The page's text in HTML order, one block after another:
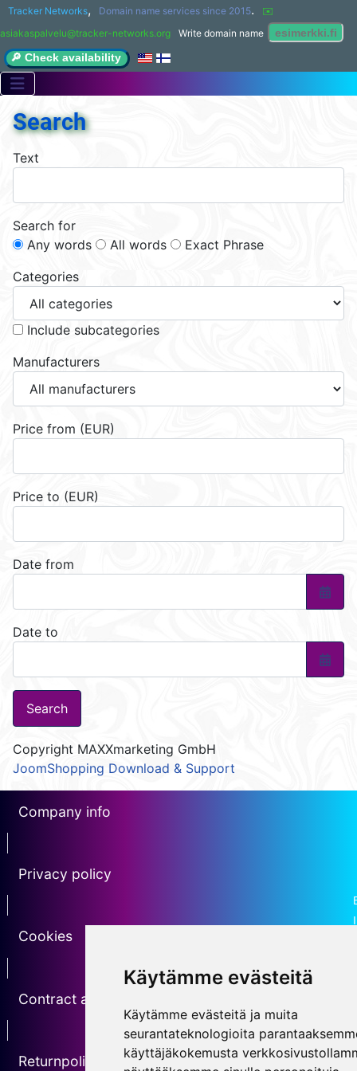
Käytämme evästeitä
Käytämme evästeitä ja muita
seurantateknologioita
käyttäjäkokemusta
Tracker Networks, Domain name services since 2015.
✉️
asiakaspalvelu@tracker-networks.org
Write domain name
🔎 Check availability
Search
Text
Search for
Any words
All words
Exact Phrase
Categories
Include subcategories
Manufacturers
Price from (EUR)
Price to (EUR)
Date from
Date to
Copyright MAXXmarketing GmbH
JoomShopping Download & Support
Company info
Privacy policy
Cookies
Contract agreement
Returnpolicy